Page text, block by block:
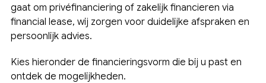
gaat om privéfinanciering of zakelijk financieren via
financial lease, wij zorgen voor duidelijke afspraken en
persoonlijk advies.
Kies hieronder de financieringsvorm die bij u past en
ontdek de mogelijkheden.